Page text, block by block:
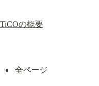
TiCOの概要
全ページ